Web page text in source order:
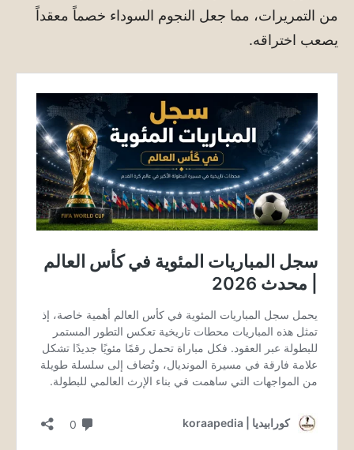
من التمريرات، مما جعل النجوم السوداء خصماً معقداً
يصعب اختراقه.